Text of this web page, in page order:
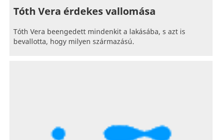
Tóth Vera érdekes vallomása
Tóth Vera beengedett mindenkit a lakásába, s azt is
bevallotta, hogy milyen származású.